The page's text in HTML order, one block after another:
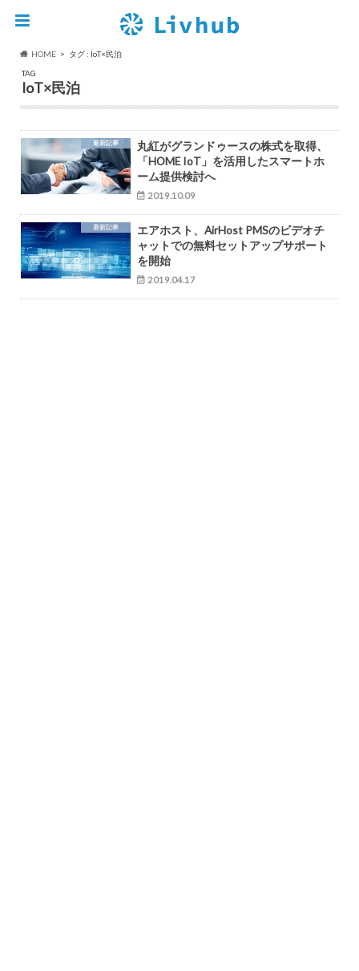
HOME
タグ : IoT×民泊
TAG
IoT×民泊
最新記事
丸紅がグランドゥースの株式を取得、
「HOME IoT」を活用したスマートホ
ーム提供検討へ
2019.10.09
最新記事
エアホスト、AirHost PMSのビデオチ
ャットでの無料セットアップサポート
を開始
2019.04.17